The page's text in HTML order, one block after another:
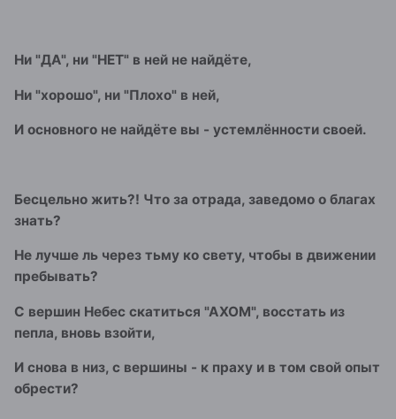
Ни "ДА", ни "НЕТ" в ней не найдёте,
Ни "хорошо", ни "Плохо" в ней,
И основного не найдёте вы - устемлённости своей.
Бесцельно жить?! Что за отрада, заведомо о благах
знать?
Не лучше ль через тьму ко свету, чтобы в движении
пребывать?
С вершин Небес скатиться "АХОМ", восстать из
пепла, вновь взойти,
И снова в низ, с вершины - к праху и в том свой опыт
обрести?